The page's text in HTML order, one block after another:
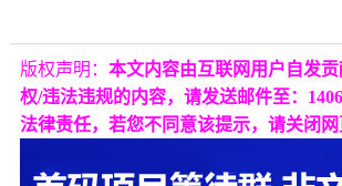
版权声明： 本文内容由互联网用户自发
权/违法违规的内容，请发送邮件至：
法律责任，若您不同意该提示，请关闭